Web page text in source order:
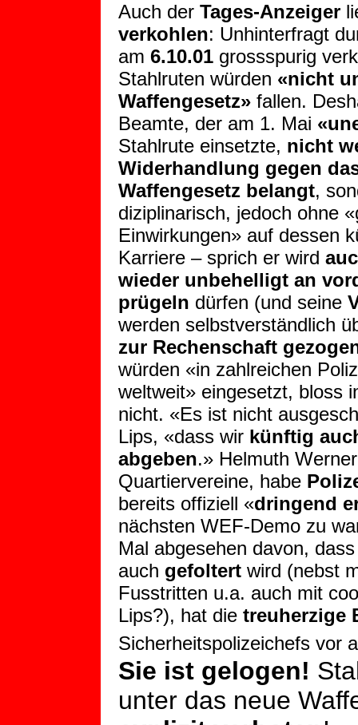
Auch der Tages-Anzeiger
verkohlen: Unhinterfragt
am 6.10.01grossspurig
Stahlruten würden «nicht
Waffengesetz»fallen.
Beamte, der am 1. Mai
Stahlrute einsetzte, nicht
Widerhandlung gegen
Waffengesetz belangt,
diziplinarisch, jedoch ohne
Einwirkungen» auf dessen
Karriere – sprich er wird
wieder unbehelligt an
prügeln dürfen (und seine
werden selbstverständlich
zur Rechenschaft
würden «in zahlreichen
weltweit» eingesetzt, bloss
nicht. «Es ist nicht
Lips, «dass wir künftig
abgeben.» Helmuth
Quartiervereine, habe
bereits offiziell «dringend
nächsten WEF-Demo zu
Mal abgesehen davon,
auch gefoltertwird (nebst
Fusstritten u.a. auch mit
Lips?), hat die treuherzige
Sicherheitspolizeichefs vor
Sie ist gelogen!
unter das neue